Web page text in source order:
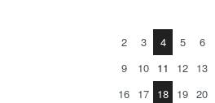
2
3 4 5 6
9
10 11 12 13
16 17 18 19 20